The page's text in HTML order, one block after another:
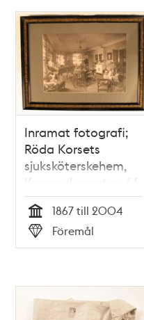
Inramat fotografi;
Röda Korsets
sjuksköterskehem,
Kammakargatan 66
Tid
1867 till 2004
Typ
Föremål